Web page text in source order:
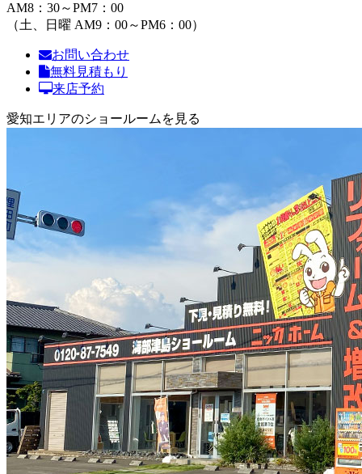
AM8：30～PM7：00
（土、日曜 AM9：00～PM6：00）
お問い合わせ
無料見積もり
来店予約
愛知エリアのショールームを見る